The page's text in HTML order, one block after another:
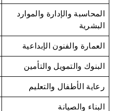
المحاسبة والإدارة والموارد
البشرية
العمارة والفنون الإبداعية
البنوك والتمويل والتأمين
رعاية الأطفال والتعليم
البناء والصيانة